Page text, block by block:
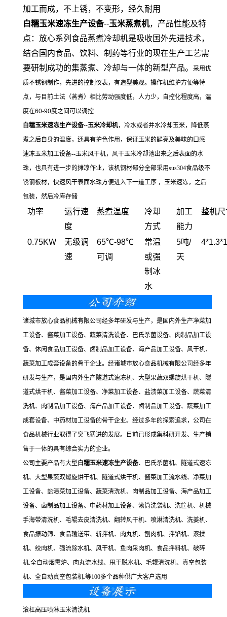
加工而成，不上锈，不变形，经久耐用
白糯玉米速冻生产设备--玉米蒸煮机，产品性能及特
点：放心系列食品蒸煮冷却机是吸收国外先进技术，
结合国内食品、饮料、制药等行业的现在生产工艺需
要研制成功的集蒸煮、冷却与一体的新型产品。
采用优
质不锈钢制作，先进的控制仪表，有造型美观。操作机维护方便等特
点，与目前土法（蒸煮）相比劳动强度低，人力少，自控化程度高，温
度在60-90度之间可以调控
白糯玉米速冻生产设备--玉米冷却机，冷水或者井水冷却玉米，降低蒸
煮之后自身的温度，还具有护色作用，保证玉米的鲜亮及美味的口感
速冻玉米加工设备--玉米风干机，风干玉米冷却池出来之后表面的水
珠，也具有进一步的摊凉作业，该机钢材部分全部采用sus304食品级不
锈钢板材，快速风干表面水珠方便进入下一道工序 ，玉米速冻，之后
包装，然后冷库存储
功率
运行速
度
蒸煮温度
冷却
方式
加工
能力
整机尺
0.75KW
无级调
速
65℃-98℃
可调
常温
或强
制冰
水
5吨/
天
诸城市放心食品机械有限公司经多年研发与生产，是国内外生产净菜加
工设备、酱菜加工设备、蔬菜清洗设备、巴氏杀菌设备、肉制品加工设
备、休闲食品加工设备、卤制品加工设备、海产品加工设备、风干机、
蔬菜加工成套设备的骨干企业。经诸城市放心食品机械有限公司经多年
研发与生产，是国内外生产隧道式速冻机、大型果蔬双螺旋烘干机、隧
道式烘干机、酱菜加工设备、净菜加工设备、盐渍菜加工设备、蔬菜清
洗机、肉制品加工设备、海产品加工设备、卤制品加工设备、蔬菜加工
成套设备、中药材加工设备的骨干企业。经过多年的探索追求，公司在
食品机械行业取得了突飞猛进的发展。目前已形成集科研开发、生产销
售于一体的具有综合实力的企业。
公司主要产品有大型 白糯玉米速冻生产设备、巴氏杀菌机、隧道式速冻
机、大型果蔬双螺旋烘干机、隧道式烘干机、酱菜加工流水线、净菜加
工设备、盐渍菜加工设备、蔬菜清洗机、肉制品加工设备、海产品加工
设备、卤制品加工设备、中药材加工设备、滚筒洗袋机、洗筐机、机械
手海带清洗机、毛辊去皮清洗机、翻转风干机、喷淋清洗机、洗姜机、
食品振动筛、食品输送带、斩拌机、肉丸机、刨肉机、拌馅机、滚揉
机、绞肉机、强流除水机、风干机、鱼肉采肉机、食品拌料机、破碎
机.全自动烟熏炉、肉丸流水线、甩干脱水机、毛辊清洗机、真空包装
机、全自动真空包装机.等100多个品种供广大客户选用
滚杠高压喷淋玉米清洗机